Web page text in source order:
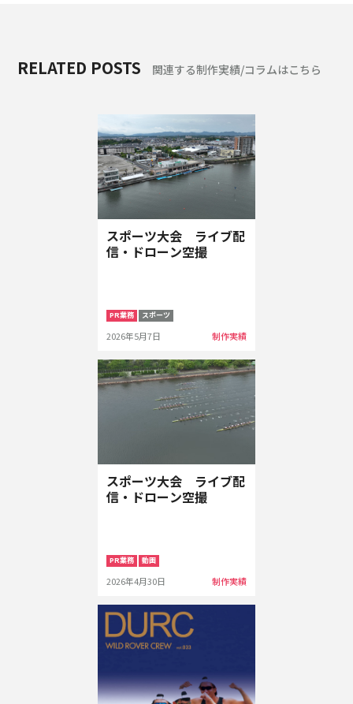
RELATED POSTS 関連する制作実績/コラムはこちら
スポーツ大会 ライブ配
信・ドローン空撮
PR業務 スポーツ
2026年5月7日 制作実績
スポーツ大会 ライブ配
信・ドローン空撮
PR業務 動画
2026年4月30日 制作実績